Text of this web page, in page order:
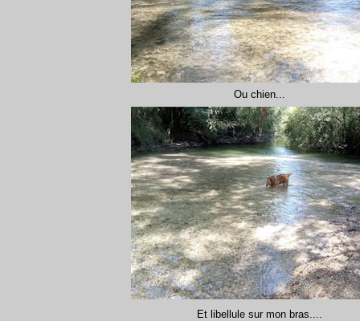
Ou chien...
Et libellule sur mon bras....